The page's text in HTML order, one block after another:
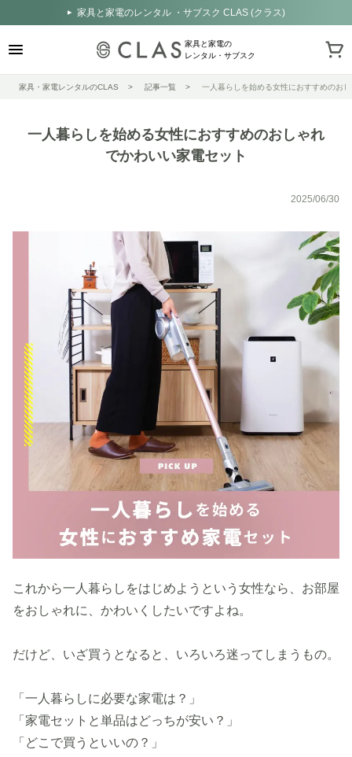
家具と家電のレンタル ・サブスク CLAS (クラス)
家具と家電の
レンタル・サブスク
家具・家電レンタルのCLAS 記事一覧 一人暮らしを始める女性におすすめのお
一人暮らしを始める女性におすすめのおしゃれ
でかわいい家電セット
2025/06/30
これから一人暮らしをはじめようという女性なら、お部屋
をおしゃれに、かわいくしたいですよね。
だけど、いざ買うとなると、いろいろ迷ってしまうもの。
「一人暮らしに必要な家電は？」
「家電セットと単品はどっちが安い？」
「どこで買うといいの？」